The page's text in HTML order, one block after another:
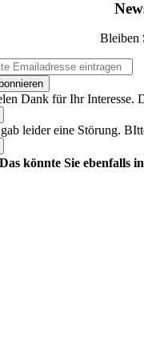
Bleiben
Dank für Ihr Interesse.
leider eine Störung.
Das könnte Sie ebenfalls